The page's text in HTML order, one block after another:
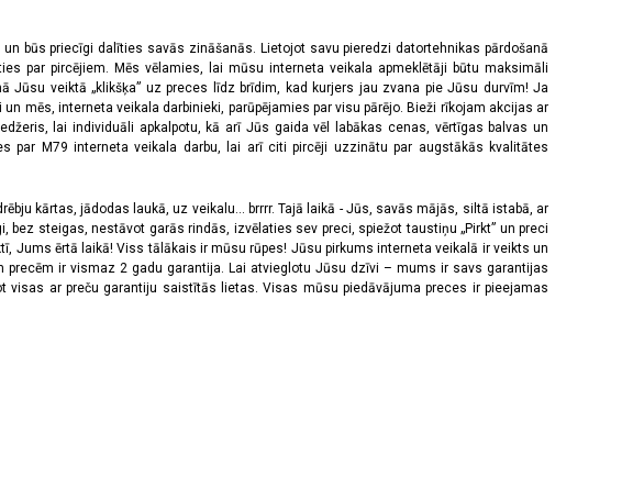
būs priecīgi dalīties savās zināšanās. Lietojot savu pieredzi datortehnikas pārdošanā
par pircējiem. Mēs vēlamies, lai mūsu interneta veikala apmeklētāji būtu maksimāli
Jūsu veiktā „klikšķa” uz preces līdz brīdim, kad kurjers jau zvana pie Jūsu durvīm! Ja
mēs, interneta veikala darbinieki, parūpējamies par visu pārējo. Bieži rīkojam akcijas ar
lai individuāli apkalpotu, kā arī Jūs gaida vēl labākas cenas, vērtīgas balvas un
M79 interneta veikala darbu, lai arī citi pircēji uzzinātu par augstākās kvalitātes
kārtas, jādodas laukā, uz veikalu... brrrr. Tajā laikā - Jūs, savās mājās, siltā istabā, ar
steigas, nestāvot garās rindās, izvēlaties sev preci, spiežot taustiņu „Pirkt” un preci
Jums ērtā laikā! Viss tālākais ir mūsu rūpes! Jūsu pirkums interneta veikalā ir veikts un
ir vismaz 2 gadu garantija. Lai atvieglotu Jūsu dzīvi – mums ir savs garantijas
ar preču garantiju saistītās lietas. Visas mūsu piedāvājuma preces ir pieejamas